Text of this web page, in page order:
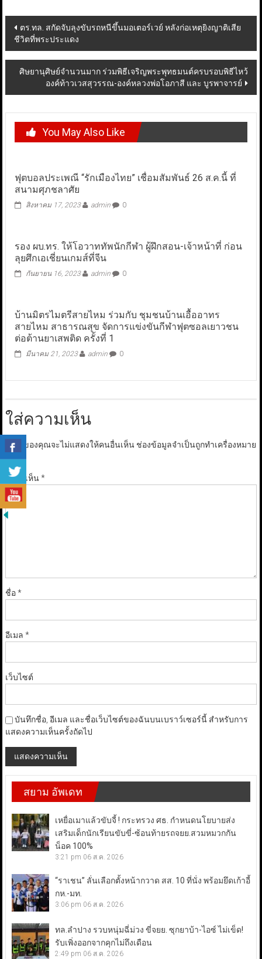
Post
navigation
ตร.ทล. สกัดจับลุงขับรถหนีขึ้นมอเตอร์เวย์ หลังก่อเหตุยิงญาติเสีย
ชีวิตที่พระประแดง
ศิษยานุศิษย์จำนวนมาก ร่วมพิธีเจริญพระพุทธมนต์ครบรอบพิธีไหว้
องค์ท้าวเวสสุวรรณ-องค์หลวงพ่อโอภาสี และ บูรพาจารย์
You May Also Like
ฟุตบอลประเพณี “รักเมืองไทย” เชื่อมสัมพันธ์ 26 ส.ค.นี้ ที่
สนามศุภชลาศัย
สิงหาคม 17, 2023 admin 0
รอง ผบ.ทร. ให้โอวาททัพนักกีฬา ผู้ฝึกสอน-เจ้าหน้าที่ ก่อน
ลุยศึกเอเชี่ยนเกมส์ที่จีน
กันยายน 16, 2023 admin 0
บ้านมิตรไมตรีสายไหม ร่วมกับ ชุมชนบ้านเอื้ออาทร
สายไหม สาธารณสุข จัดการแข่งขันกีฬาฟุตซอลเยาวชน
ต่อต้านยาเสพติด ครั้งที่ 1
มีนาคม 21, 2023 admin 0
ใส่ความเห็น
อีเมลของคุณจะไม่แสดงให้คนอื่นเห็น ช่องข้อมูลจำเป็นถูกทำเครื่องหมาย
*
ความเห็น*
ชื่อ*
อีเมล *
เว็บไซต์
บันทึกชื่อ, อีเมล และชื่อเว็บไซต์ของฉันบนเบราว์เซอร์นี้ สำหรับการ
แสดงความเห็นครั้งถัดไป
สยาม อัพเดท
เหยื่อเมาแล้วขับจี้ ! กระทรวง ศธ. กำหนดนโยบายส่ง
เสริมเด็กนักเรียนขับขี่-ซ้อนท้ายรถจยย.สวมหมวกกัน
น็อค 100%
3:21 pm 06 ส.ค. 2026
“ราเชน” ลั่นเลือกตั้งหน้ากวาด สส. 10 ที่นั่ง พร้อมยึดเก้าอี้
กห.-มท.
3:06 pm 06 ส.ค. 2026
ทล.ลำปาง รวบหนุ่มฉี่ม่วง ขี่จยย. ซุกยาบ้า-ไอซ์ ไม่เข็ด!
รับเพิ่งออกจากคุกไม่ถึงเดือน
2:49 pm 06 ส.ค. 2026